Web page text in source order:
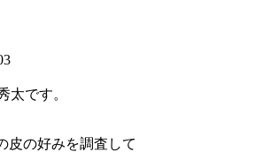
太です。
皮の好みを調査して